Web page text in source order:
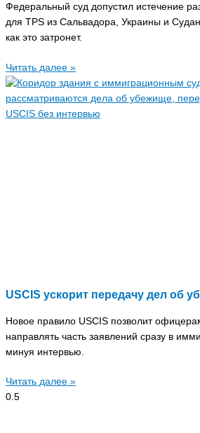
Федеральный суд допустил истечение
для TPS из Сальвадора, Украины и
как это затронет.
Читать далее »
USCIS ускорит передачу дел об
Новое правило USCIS позволит
направлять часть заявлений сразу в
минуя интервью.
Читать далее »